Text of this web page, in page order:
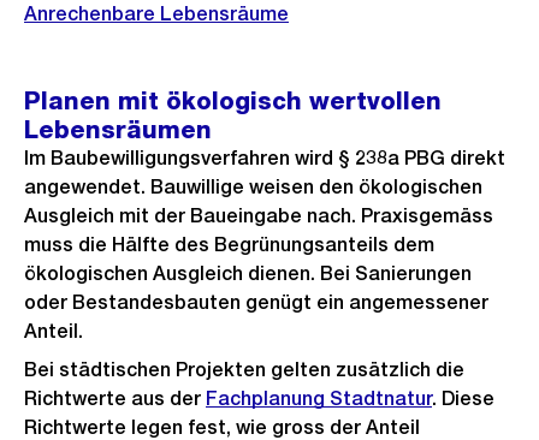
Anrechenbare Lebensräume
Planen mit ökologisch wertvollen
Lebensräumen
Im Baubewilligungsverfahren wird § 238a PBG direkt
angewendet. Bauwillige weisen den ökologischen
Ausgleich mit der Baueingabe nach. Praxisgemäss
muss die Hälfte des Begrünungsanteils dem
ökologischen Ausgleich dienen. Bei Sanierungen
oder Bestandesbauten genügt ein angemessener
Anteil.
Bei städtischen Projekten gelten zusätzlich die
Richtwerte aus der Fachplanung Stadtnatur. Diese
Richtwerte legen fest, wie gross der Anteil